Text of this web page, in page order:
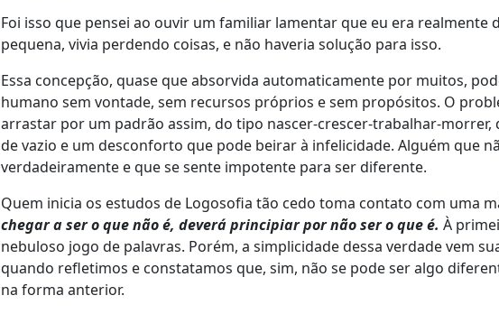
Foi isso que pensei ao ouvir um familiar lamentar que eu era realmente
pequena, vivia perdendo coisas, e não haveria solução para isso.
Essa concepção, quase que absorvida automaticamente por muitos,
humano sem vontade, sem recursos próprios e sem propósitos. O
arrastar por um padrão assim, do tipo nascer-crescer-trabalhar-morrer,
de vazio e um desconforto que pode beirar à infelicidade. Alguém que
verdadeiramente e que se sente impotente para ser diferente.
Quem inicia os estudos de Logosofia tão cedo toma contato com uma
chegar a ser o que não é, deverá principiar por não ser o que é. À
nebuloso jogo de palavras. Porém, a simplicidade dessa verdade vem
quando refletimos e constatamos que, sim, não se pode ser algo
na forma anterior.